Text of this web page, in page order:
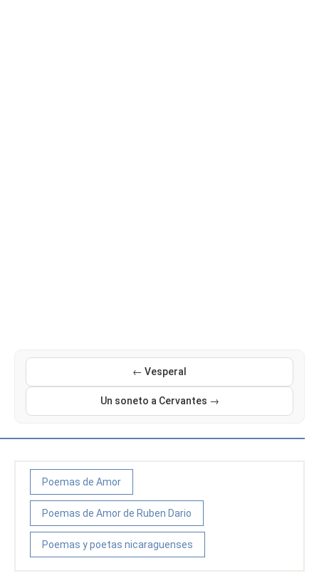
← Vesperal
Un soneto a Cervantes →
Poemas de Amor
Poemas de Amor de Ruben Dario
Poemas y poetas nicaraguenses